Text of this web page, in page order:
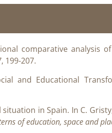
comparative analysis
, 199-207.
and Educational
in Spain. In C.
of education, space and